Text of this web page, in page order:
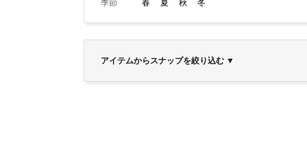
季節 春 夏 秋 冬
アイテムからスナップを絞り込む ▼